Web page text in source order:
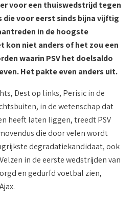
voor een thuiswedstrijd tegen
die voor eerst sinds bijna vijftig
in de hoogste
kon niet anders of het zou een
waarin PSV het doelsaldo
Het pakte even anders uit.
Dest op links, Perisic in de
in de wetenschap dat
heeft laten liggen, treedt PSV
die door velen wordt
degradatiekandidaat, ook
in de eerste wedstrijden van
en gedurfd voetbal zien,